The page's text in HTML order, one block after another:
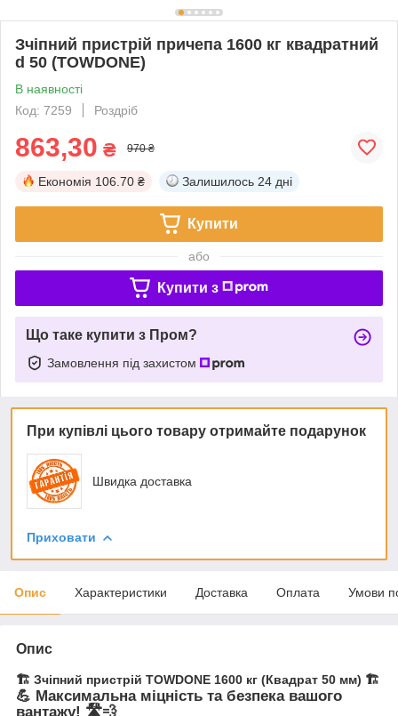
Зчіпний пристрій причепа 1600 кг квадратний
d 50 (TOWDONE)
В наявності
Код: 7259
Роздріб
863,30 ₴ 970 ₴
Економія 106.70 ₴ Залишилось 24 дні
Купити
або
Купити з
Що таке купити з Пром?
Замовлення під захистом
При купівлі цього товару отримайте подарунок
Швидка доставка
Приховати
Опис Характеристики Доставка Оплата Умови
Опис
🏗️ Зчіпний пристрій TOWDONE 1600 кг (Квадрат 50 мм) 🏗️
💪 Максимальна міцність та безпека вашого
вантажу! 🛣️💨